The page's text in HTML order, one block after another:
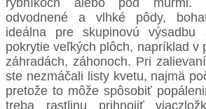
rybníkoch alebo pod múrmi.
odvodnené a vlhké pôdy,
ideálna pre skupinovú
pokrytie veľkých plôch, napríklad v
záhradách, záhonoch. Pri
ste nezmáčali listy kvetu, najmä
pretože to môže spôsobiť
treba rastlinu prihnojiť